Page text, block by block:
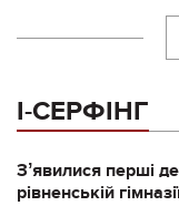
І-СЕРФІНГ
Зʼявилися перші
рівненській